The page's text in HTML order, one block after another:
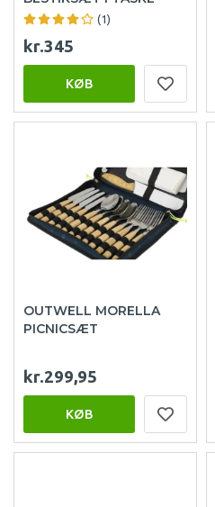
(1)
kr.345
KØB
OUTWELL MORELLA
PICNICSÆT
kr.299,95
KØB